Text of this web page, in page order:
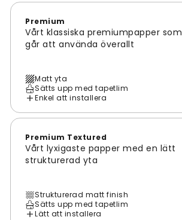
Premium
Vårt klassiska premiumpapper som
går att använda överallt
Matt yta
Sätts upp med tapetlim
Enkel att installera
Premium Textured
Vårt lyxigaste papper med en lätt
strukturerad yta
Strukturerad matt finish
Sätts upp med tapetlim
Lätt att installera